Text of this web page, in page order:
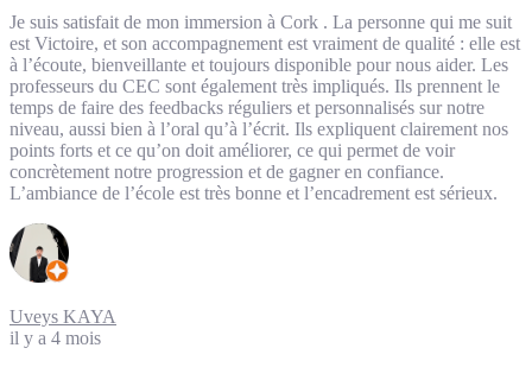
Je suis satisfait de mon immersion à Cork . La personne qui me suit
est Victoire, et son accompagnement est vraiment de qualité : elle est
à l’écoute, bienveillante et toujours disponible pour nous aider. Les
professeurs du CEC sont également très impliqués. Ils prennent le
temps de faire des feedbacks réguliers et personnalisés sur notre
niveau, aussi bien à l’oral qu’à l’écrit. Ils expliquent clairement nos
points forts et ce qu’on doit améliorer, ce qui permet de voir
concrètement notre progression et de gagner en confiance.
L’ambiance de l’école est très bonne et l’encadrement est sérieux.
Uveys KAYA
il y a 4 mois